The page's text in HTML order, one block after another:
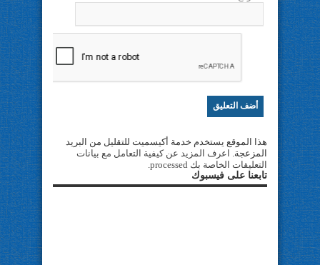
هذا الموقع يستخدم خدمة أكيسميت للتقليل من البريد
المزعجة. اعرف المزيد عن كيفية التعامل مع بيانات
التعليقات الخاصة بك processed
تابعنا على فيسبوك